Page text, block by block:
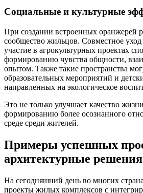
Социальные и культурные
При создании встроенных оранжерей
сообщество жильцов. Совместное уход
участие в агрокультурных проектах
формированию чувства общности,
опытом. Также такие пространства
образовательных мероприятий и
направленных на экологическое
Это не только улучшает качество
формированию более осознанного
среде среди жителей.
Примеры успешных
архитектурные решения
На сегодняшний день во многих
проекты жилых комплексов с